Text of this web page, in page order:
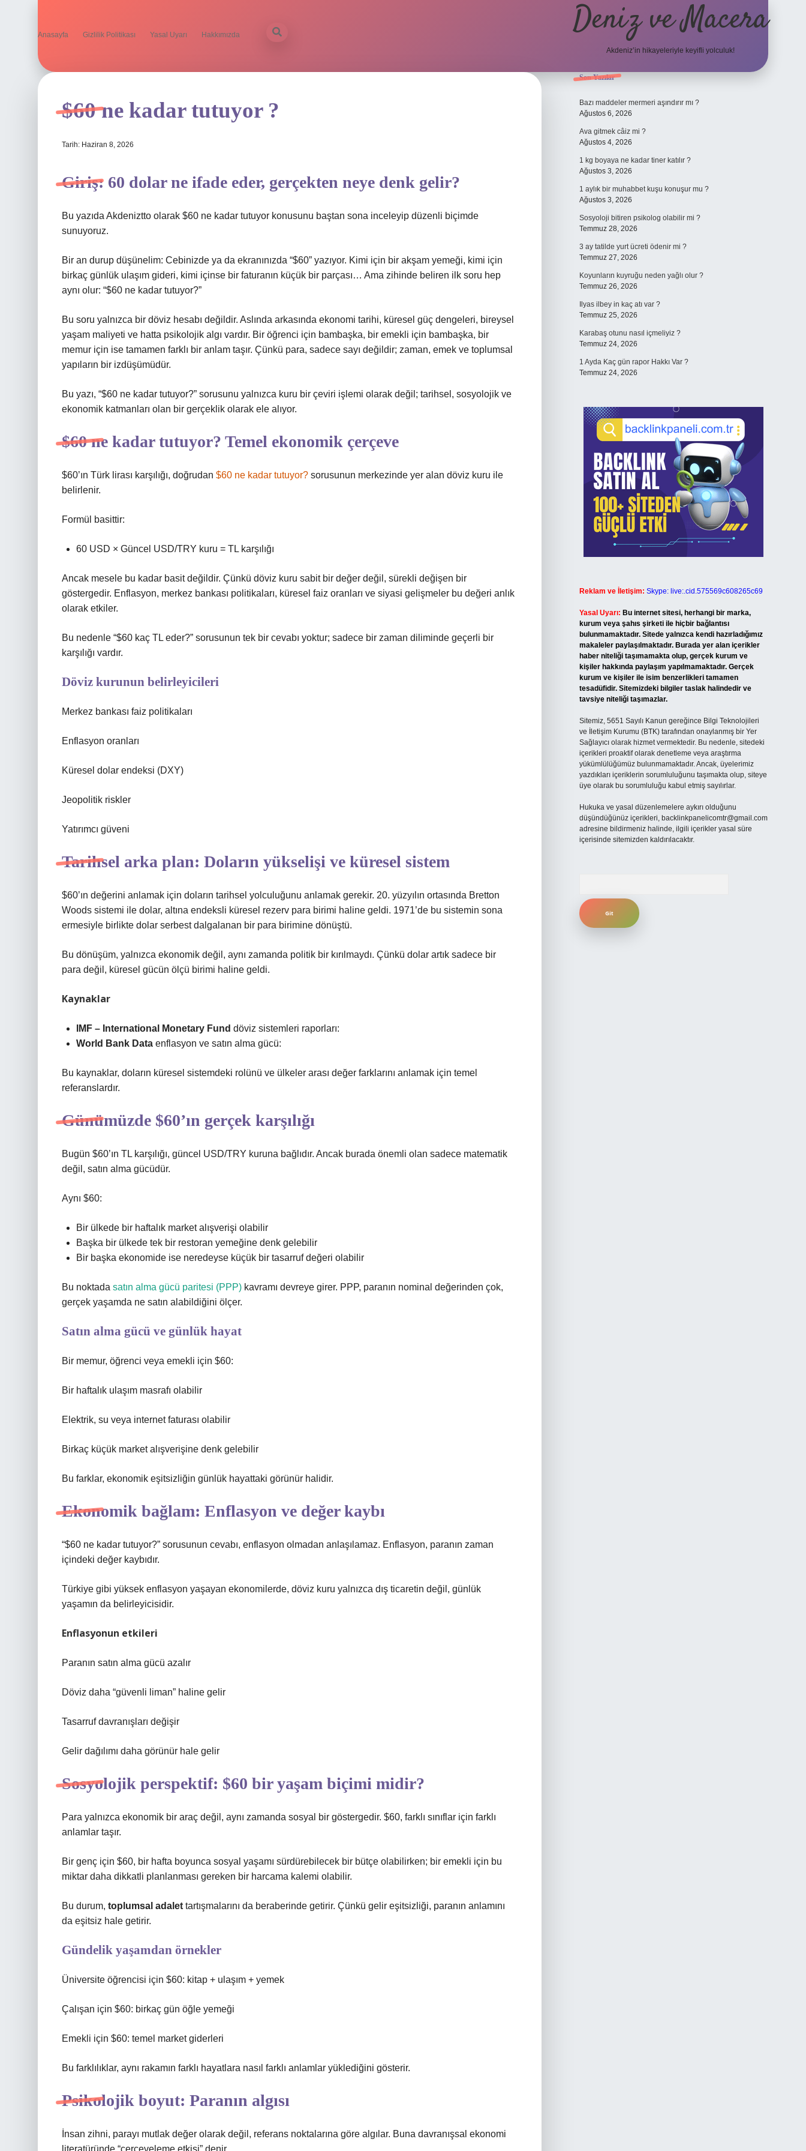
Anasayfa Gizlilik Politikası Yasal Uyarı Hakkımızda Deniz ve Macera
Akdeniz’in hikayeleriyle keyifli yolculuk!
$60 ne kadar tutuyor ?
Tarih: Haziran 8, 2026
Giriş: 60 dolar ne ifade eder, gerçekten neye denk gelir?
Bu yazıda Akdeniztto olarak $60 ne kadar tutuyor konusunu baştan sona inceleyip düzenli biçimde
sunuyoruz.
Bir an durup düşünelim: Cebinizde ya da ekranınızda “$60” yazıyor. Kimi için bir akşam yemeği, kimi için
birkaç günlük ulaşım gideri, kimi içinse bir faturanın küçük bir parçası… Ama zihinde beliren ilk soru hep
aynı olur: “$60 ne kadar tutuyor?”
Bu soru yalnızca bir döviz hesabı değildir. Aslında arkasında ekonomi tarihi, küresel güç dengeleri, bireysel
yaşam maliyeti ve hatta psikolojik algı vardır. Bir öğrenci için bambaşka, bir emekli için bambaşka, bir
memur için ise tamamen farklı bir anlam taşır. Çünkü para, sadece sayı değildir; zaman, emek ve toplumsal
yapıların bir izdüşümüdür.
Bu yazı, “$60 ne kadar tutuyor?” sorusunu yalnızca kuru bir çeviri işlemi olarak değil; tarihsel, sosyolojik ve
ekonomik katmanları olan bir gerçeklik olarak ele alıyor.
$60 ne kadar tutuyor? Temel ekonomik çerçeve
$60’ın Türk lirası karşılığı, doğrudan $60 ne kadar tutuyor? sorusunun merkezinde yer alan döviz kuru ile
belirlenir.
Formül basittir:
60 USD × Güncel USD/TRY kuru = TL karşılığı
Ancak mesele bu kadar basit değildir. Çünkü döviz kuru sabit bir değer değil, sürekli değişen bir
göstergedir. Enflasyon, merkez bankası politikaları, küresel faiz oranları ve siyasi gelişmeler bu değeri anlık
olarak etkiler.
Bu nedenle “$60 kaç TL eder?” sorusunun tek bir cevabı yoktur; sadece bir zaman diliminde geçerli bir
karşılığı vardır.
Döviz kurunun belirleyicileri
Merkez bankası faiz politikaları
Enflasyon oranları
Küresel dolar endeksi (DXY)
Jeopolitik riskler
Yatırımcı güveni
Tarihsel arka plan: Doların yükselişi ve küresel sistem
$60’ın değerini anlamak için doların tarihsel yolculuğunu anlamak gerekir. 20. yüzyılın ortasında Bretton
Woods sistemi ile dolar, altına endeksli küresel rezerv para birimi haline geldi. 1971’de bu sistemin sona
ermesiyle birlikte dolar serbest dalgalanan bir para birimine dönüştü.
Bu dönüşüm, yalnızca ekonomik değil, aynı zamanda politik bir kırılmaydı. Çünkü dolar artık sadece bir
para değil, küresel gücün ölçü birimi haline geldi.
Kaynaklar
IMF – International Monetary Fund döviz sistemleri raporları:
World Bank Data enflasyon ve satın alma gücü:
Bu kaynaklar, doların küresel sistemdeki rolünü ve ülkeler arası değer farklarını anlamak için temel
referanslardır.
Günümüzde $60’ın gerçek karşılığı
Bugün $60’ın TL karşılığı, güncel USD/TRY kuruna bağlıdır. Ancak burada önemli olan sadece matematik
değil, satın alma gücüdür.
Aynı $60:
Bir ülkede bir haftalık market alışverişi olabilir
Başka bir ülkede tek bir restoran yemeğine denk gelebilir
Bir başka ekonomide ise neredeyse küçük bir tasarruf değeri olabilir
Bu noktada satın alma gücü paritesi (PPP) kavramı devreye girer. PPP, paranın nominal değerinden çok,
gerçek yaşamda ne satın alabildiğini ölçer.
Satın alma gücü ve günlük hayat
Bir memur, öğrenci veya emekli için $60:
Bir haftalık ulaşım masrafı olabilir
Elektrik, su veya internet faturası olabilir
Birkaç küçük market alışverişine denk gelebilir
Bu farklar, ekonomik eşitsizliğin günlük hayattaki görünür halidir.
Ekonomik bağlam: Enflasyon ve değer kaybı
“$60 ne kadar tutuyor?” sorusunun cevabı, enflasyon olmadan anlaşılamaz. Enflasyon, paranın zaman
içindeki değer kaybıdır.
Türkiye gibi yüksek enflasyon yaşayan ekonomilerde, döviz kuru yalnızca dış ticaretin değil, günlük
yaşamın da belirleyicisidir.
Enflasyonun etkileri
Paranın satın alma gücü azalır
Döviz daha “güvenli liman” haline gelir
Tasarruf davranışları değişir
Gelir dağılımı daha görünür hale gelir
Sosyolojik perspektif: $60 bir yaşam biçimi midir?
Para yalnızca ekonomik bir araç değil, aynı zamanda sosyal bir göstergedir. $60, farklı sınıflar için farklı
anlamlar taşır.
Bir genç için $60, bir hafta boyunca sosyal yaşamı sürdürebilecek bir bütçe olabilirken; bir emekli için bu
miktar daha dikkatli planlanması gereken bir harcama kalemi olabilir.
Bu durum, toplumsal adalet tartışmalarını da beraberinde getirir. Çünkü gelir eşitsizliği, paranın anlamını
da eşitsiz hale getirir.
Gündelik yaşamdan örnekler
Üniversite öğrencisi için $60: kitap + ulaşım + yemek
Çalışan için $60: birkaç gün öğle yemeği
Emekli için $60: temel market giderleri
Bu farklılıklar, aynı rakamın farklı hayatlara nasıl farklı anlamlar yüklediğini gösterir.
Psikolojik boyut: Paranın algısı
İnsan zihni, parayı mutlak değer olarak değil, referans noktalarına göre algılar. Buna davranışsal ekonomi
literatüründe “çerçeveleme etkisi” denir.
Sidebar
Son Yazılar
Bazı maddeler mermeri aşındırır mı ?
Ağustos 6, 2026
Ava gitmek câiz mi ?
Ağustos 4, 2026
1 kg boyaya ne kadar tiner katılır ?
Ağustos 3, 2026
1 aylık bir muhabbet kuşu konuşur mu ?
Ağustos 3, 2026
Sosyoloji bitiren psikolog olabilir mi ?
Temmuz 28, 2026
3 ay tatilde yurt ücreti ödenir mi ?
Temmuz 27, 2026
Koyunların kuyruğu neden yağlı olur ?
Temmuz 26, 2026
Ilyas ilbey in kaç atı var ?
Temmuz 25, 2026
Karabaş otunu nasıl içmeliyiz ?
Temmuz 24, 2026
1 Ayda Kaç gün rapor Hakkı Var ?
Temmuz 24, 2026
Reklam ve İletişim: Skype: live:.cid.575569c608265c69
Yasal Uyarı: Bu internet sitesi, herhangi bir marka,
kurum veya şahıs şirketi ile hiçbir bağlantısı
bulunmamaktadır. Sitede yalnızca kendi hazırladığımız
makaleler paylaşılmaktadır. Burada yer alan içerikler
haber niteliği taşımamakta olup, gerçek kurum ve
kişiler hakkında paylaşım yapılmamaktadır. Gerçek
kurum ve kişiler ile isim benzerlikleri tamamen
tesadüfidir. Sitemizdeki bilgiler taslak halindedir ve
tavsiye niteliği taşımazlar.
Sitemiz, 5651 Sayılı Kanun gereğince Bilgi Teknolojileri
ve İletişim Kurumu (BTK) tarafından onaylanmış bir Yer
Sağlayıcı olarak hizmet vermektedir. Bu nedenle, sitedeki
içerikleri proaktif olarak denetleme veya araştırma
yükümlülüğümüz bulunmamaktadır. Ancak, üyelerimiz
yazdıkları içeriklerin sorumluluğunu taşımakta olup, siteye
üye olarak bu sorumluluğu kabul etmiş sayılırlar.
Hukuka ve yasal düzenlemelere aykırı olduğunu
düşündüğünüz içerikleri, backlinkpanelicomtr@gmail.com
adresine bildirmeniz halinde, ilgili içerikler yasal süre
içerisinde sitemizden kaldırılacaktır.